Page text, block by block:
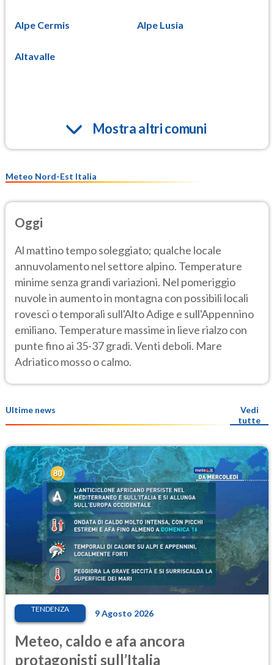
Alpe Cermis Alpe Lusia
Altavalle
Mostra altri comuni
Meteo Nord-Est Italia
Oggi
Al mattino tempo soleggiato; qualche locale
annuvolamento nel settore alpino. Temperature
minime senza grandi variazioni. Nel pomeriggio
nuvole in aumento in montagna con possibili locali
rovesci o temporali sull'Alto Adige e sull'Appennino
emiliano. Temperature massime in lieve rialzo con
punte fino ai 35-37 gradi. Venti deboli. Mare
Adriatico mosso o calmo.
Ultime news
Vedi
tutte
TENDENZA 9 Agosto 2026
Meteo, caldo e afa ancora
protagonisti sull’Italia